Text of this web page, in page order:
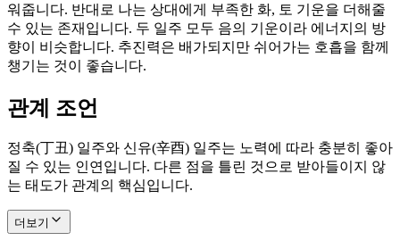
워줍니다. 반대로 나는 상대에게 부족한 화, 토 기운을 더해줄
수 있는 존재입니다. 두 일주 모두 음의 기운이라 에너지의 방
향이 비슷합니다. 추진력은 배가되지만 쉬어가는 호흡을 함께
챙기는 것이 좋습니다.
관계 조언
정축(丁丑) 일주와 신유(辛酉) 일주는 노력에 따라 충분히 좋아
질 수 있는 인연입니다. 다른 점을 틀린 것으로 받아들이지 않
는 태도가 관계의 핵심입니다.
더보기